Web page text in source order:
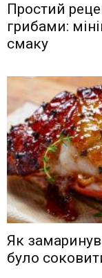
Простий
грибами:
смаку
Як
було